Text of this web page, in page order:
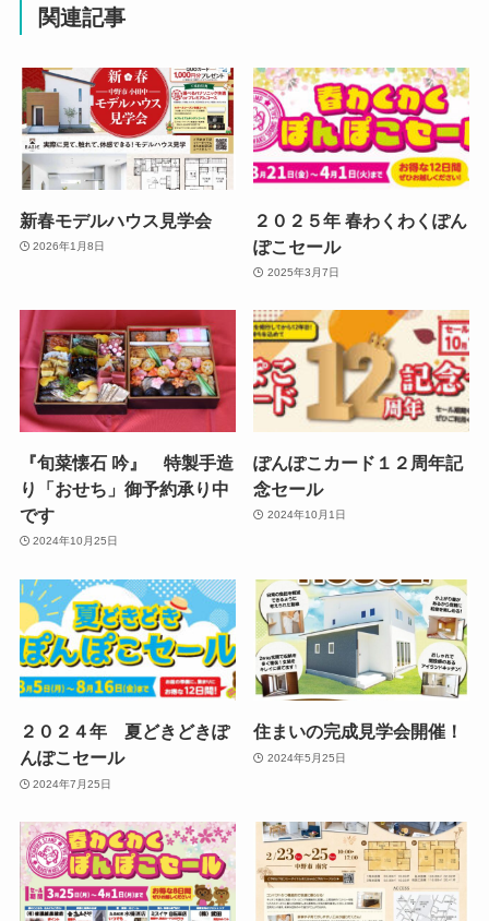
関連記事
新春モデルハウス見学会
2026年1月8日
２０２５年 春わくわくぽん
ぽこセール
2025年3月7日
『旬菜懐石 吟』 特製手造
り「おせち」御予約承り中
です
2024年10月25日
ぽんぽこカード１２周年記
念セール
2024年10月1日
２０２４年 夏どきどきぽ
んぽこセール
2024年7月25日
住まいの完成見学会開催！
2024年5月25日